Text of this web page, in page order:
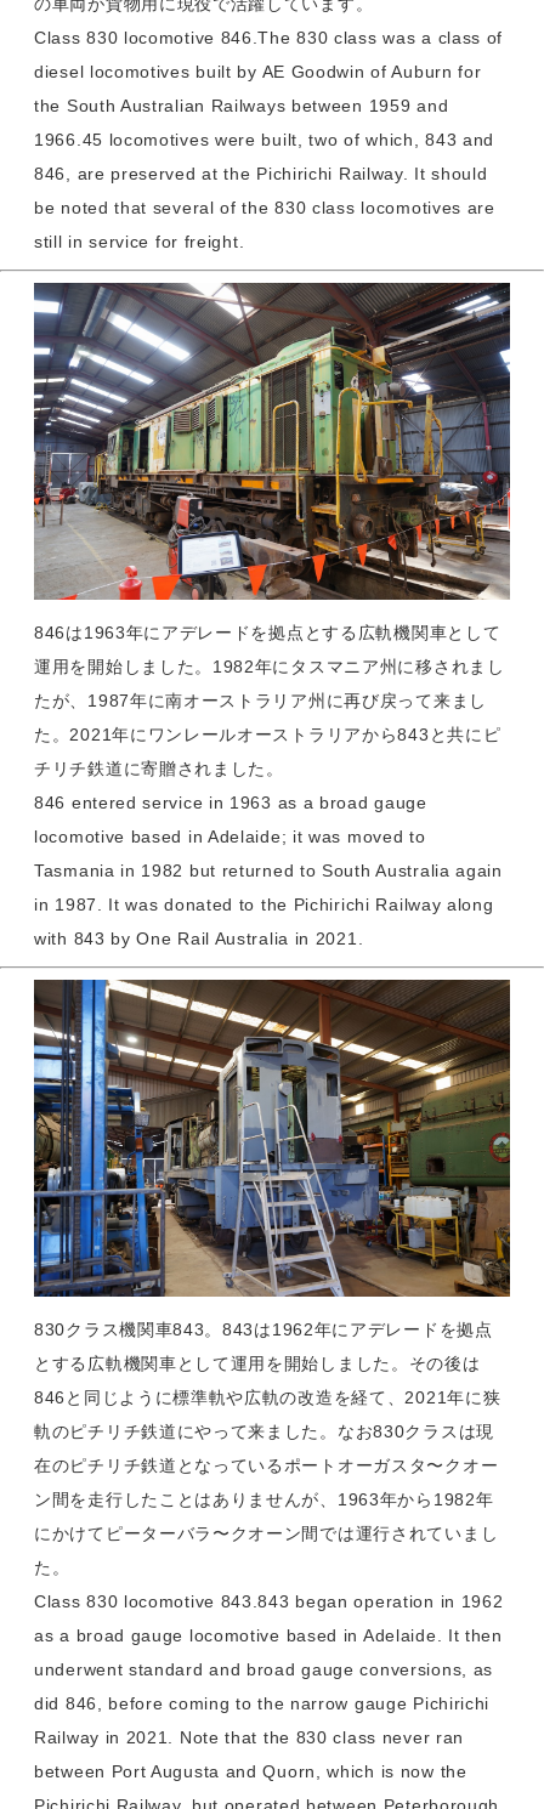
Class 830 locomotive 846.The 830 class was a class of
diesel locomotives built by AE Goodwin of Auburn for
the South Australian Railways between 1959 and
1966.45 locomotives were built, two of which, 843 and
846, are preserved at the Pichirichi Railway. It should
be noted that several of the 830 class locomotives are
still in service for freight.
846は1963年にアデレードを拠点とする広軌機関車として
運用を開始しました。1982年にタスマニア州に移されまし
たが、1987年に南オーストラリア州に再び戻って来まし
た。2021年にワンレールオーストラリアから843と共にピ
チリチ鉄道に寄贈されました。
846 entered service in 1963 as a broad gauge
locomotive based in Adelaide; it was moved to
Tasmania in 1982 but returned to South Australia again
in 1987. It was donated to the Pichirichi Railway along
with 843 by One Rail Australia in 2021.
830クラス機関車843。843は1962年にアデレードを拠点
とする広軌機関車として運用を開始しました。その後は
846と同じように標準軌や広軌の改造を経て、2021年に狭
軌のピチリチ鉄道にやって来ました。なお830クラスは現
在のピチリチ鉄道となっているポートオーガスタ〜クオー
ン間を走行したことはありませんが、1963年から1982年
にかけてピーターバラ〜クオーン間では運行されていまし
た。
Class 830 locomotive 843.843 began operation in 1962
as a broad gauge locomotive based in Adelaide. It then
underwent standard and broad gauge conversions, as
did 846, before coming to the narrow gauge Pichirichi
Railway in 2021. Note that the 830 class never ran
between Port Augusta and Quorn, which is now the